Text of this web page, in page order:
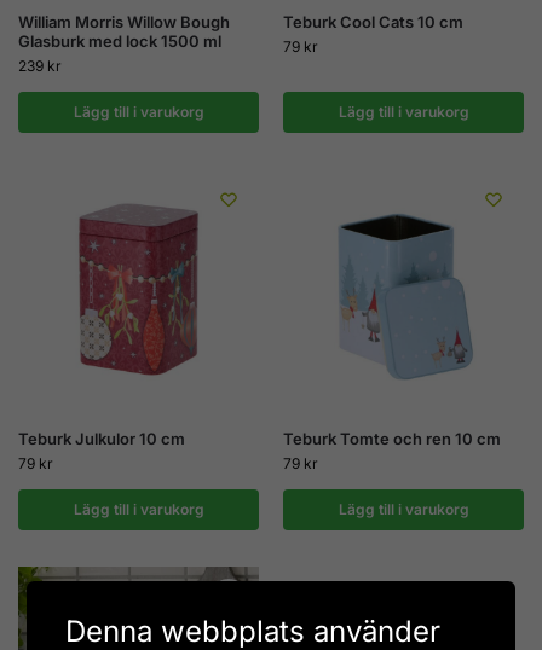
William Morris Willow Bough
Glasburk med lock 1500 ml
239 kr
Lägg till i varukorg
Teburk Cool Cats 10 cm
79 kr
Lägg till i varukorg
Teburk Julkulor 10 cm
79 kr
Lägg till i varukorg
Teburk Tomte och ren 10 cm
79 kr
Lägg till i varukorg
Denna webbplats använder